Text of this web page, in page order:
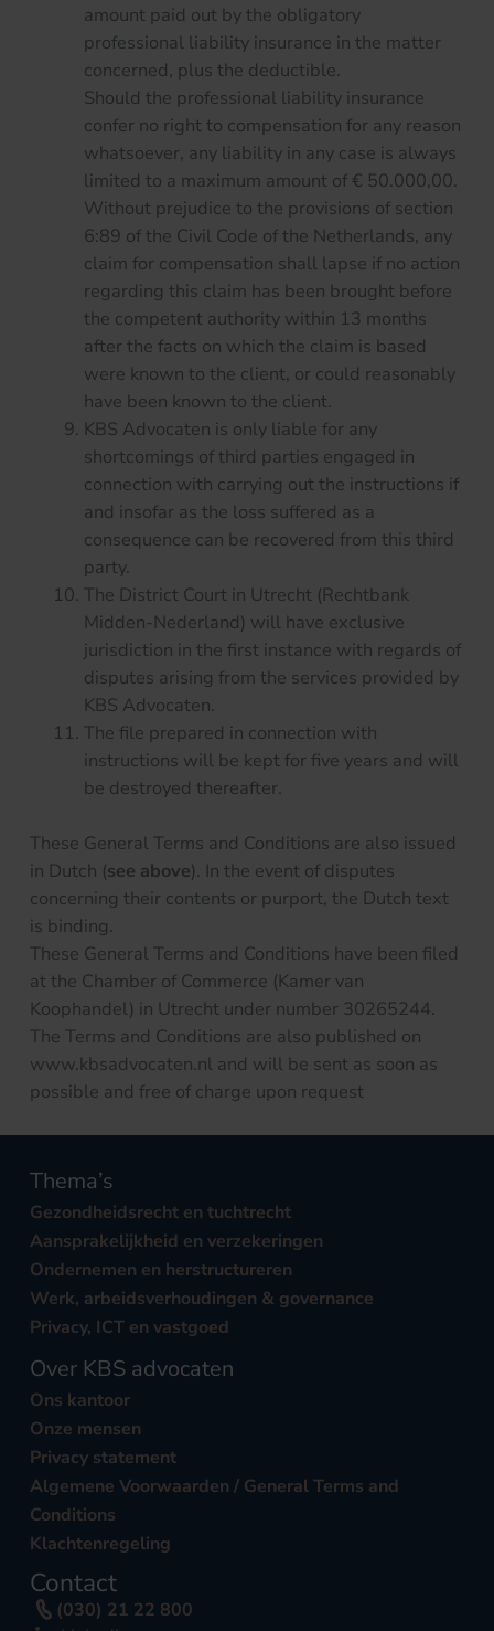
amount paid out by the obligatory
professional liability insurance in the matter
concerned, plus the deductible.
Should the professional liability insurance
confer no right to compensation for any reason
whatsoever, any liability in any case is always
limited to a maximum amount of € 50.000,00.
Without prejudice to the provisions of section
6:89 of the Civil Code of the Netherlands, any
claim for compensation shall lapse if no action
regarding this claim has been brought before
the competent authority within 13 months
after the facts on which the claim is based
were known to the client, or could reasonably
have been known to the client.
KBS Advocaten is only liable for any
shortcomings of third parties engaged in
connection with carrying out the instructions if
and insofar as the loss suffered as a
consequence can be recovered from this third
party.
The District Court in Utrecht (Rechtbank
Midden-Nederland) will have exclusive
jurisdiction in the first instance with regards of
disputes arising from the services provided by
KBS Advocaten.
The file prepared in connection with
instructions will be kept for five years and will
be destroyed thereafter.
These General Terms and Conditions are also issued
in Dutch (see above). In the event of disputes
concerning their contents or purport, the Dutch text
is binding.
These General Terms and Conditions have been filed
at the Chamber of Commerce (Kamer van
Koophandel) in Utrecht under number 30265244.
The Terms and Conditions are also published on
www.kbsadvocaten.nl and will be sent as soon as
possible and free of charge upon request
Thema’s
Gezondheidsrecht en tuchtrecht
Aansprakelijkheid en verzekeringen
Ondernemen en herstructureren
Werk, arbeidsverhoudingen & governance
Privacy, ICT en vastgoed
Over KBS advocaten
Ons kantoor
Onze mensen
Privacy statement
Algemene Voorwaarden / General Terms and
Conditions
Klachtenregeling
Contact
(030) 21 22 800